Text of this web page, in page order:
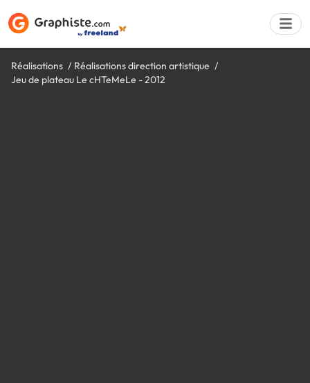
Réalisations
Réalisations direction artistique
Jeu de plateau Le cHTeMeLe - 2012